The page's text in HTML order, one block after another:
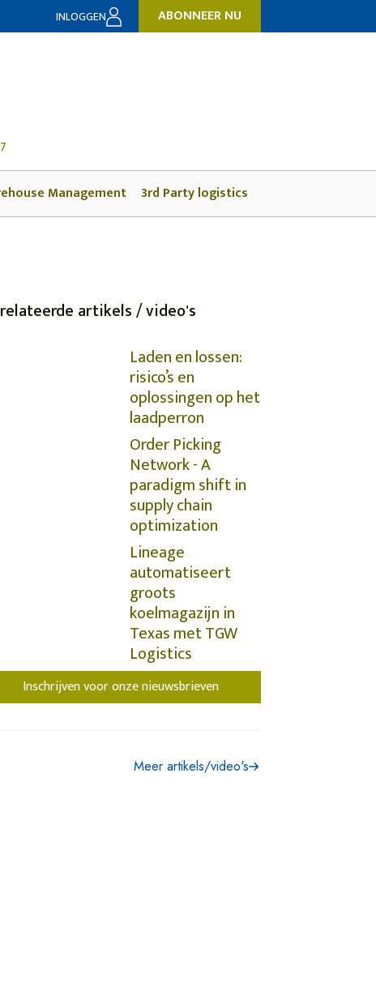
INLOGGEN ABONNEER NU
Management 3rd Party logistics
artikels / video's
Laden en lossen:
risico’s en
oplossingen op het
laadperron
Order Picking
Network - A
paradigm shift in
supply chain
optimization
Lineage
automatiseert
groots
koelmagazijn in
Texas met TGW
Logistics
Inschrijven voor onze nieuwsbrieven
Meer artikels/video's